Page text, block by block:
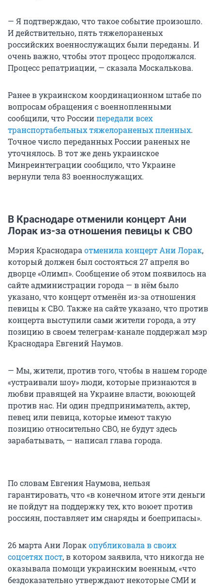
— Я подтверждаю, что такое событие произошло.
И действительно, пять тяжелораненых
российских военнослужащих были переданы. И
очень важно, чтобы этот процесс продолжался.
Процесс репатриации, — сказала Москалькова.
Ранее в украинском координационном штабе по
вопросам обращения с военнопленными
сообщили, что Россиипередали всех
транспортабельных тяжелораненых пленных.
Точное число переданных России раненых не
уточнялось. В тот же день украинское
Минреинтеграции сообщило, что Украине
вернули тела 83 военнослужащих.
В Краснодаре отменили концерт Ани
Лорак из-за отношения певицы к СВО
Мэрия Краснодараотменила концерт Ани Лорак,
который должен был состояться 27 апреля во
дворце «Олимп». Сообщение об этом появилось на
сайте администрации города — в нём было
указано, что концерт отменён из-за отношения
певицы к СВО. Также на сайте указано, что против
концерта выступили сами жители города, а эту
позицию в своем телеграм-канале поддержал мэр
Краснодара Евгений Наумов.
— Мы, жители, против того, чтобы в нашем городе
«устраивали шоу» люди, которые признаются в
любви правящей на Украине власти, воюющей
против нас. Ни один предприниматель, актер,
певец или певица, которые имеют такую
позицию относительно СВО, не будут здесь
зарабатывать, — написал глава города.
По словам Евгения Наумова, нельзя
гарантировать, что «в конечном итоге эти деньги
не пойдут на поддержку тех, кто воюет против
россиян, поставляет им снаряды и боеприпасы».
26 марта Ани Лоракопубликовала в своих
соцсетях пост, в котором заявила, что никогда не
оказывала помощи украинским военным, «что
бездоказательно утверждают некоторые СМИ и